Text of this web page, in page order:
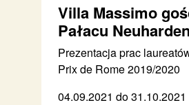
Villa Massimo
Pałacu
Prezentacja prac
Prix de Rome 2019/2020
04.09.2021 do 31.10.2021